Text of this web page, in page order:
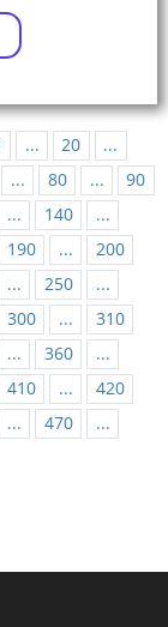
... 20
...
... 80 ...
90
... 140
...
190 ...
200
... 250
...
300 ...
310
... 360
...
410 ...
420
... 470
...